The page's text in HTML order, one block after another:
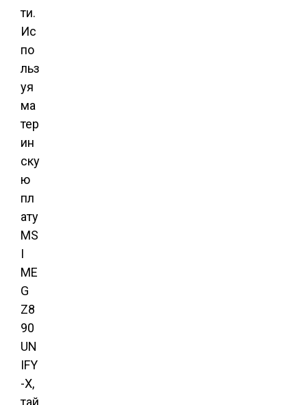
ти.
Ис
по
льз
уя
ма
тер
ин
ску
ю
пл
ату
MS
I
ME
G
Z8
90
UN
IFY
-X,
тай